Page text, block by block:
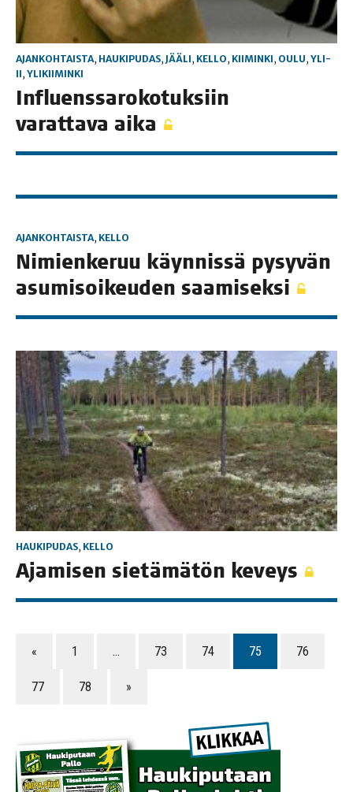
AJANKOHTAISTA, HAUKIPUDAS, JÄÄLI, KELLO, KIIMINKI, OULU, YLI-
II, YLIKIIMINKI
Influens­sa­ro­ko­tuk­siin
varat­ta­va aika
AJANKOHTAISTA, KELLO
Nimien­ke­ruu käyn­nis­sä pysy­vän
asu­mi­soi­keu­den saamiseksi
HAUKIPUDAS, KELLO
Aja­mi­sen sie­tä­mä­tön keveys
« 1 … 73 74 75 76
77 78 »